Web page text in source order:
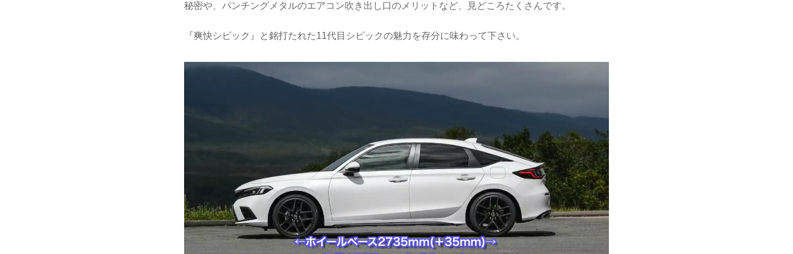
秘密や、パンチングメタルのエアコン吹き出し口のメリットなど、見どころたくさんです。
『爽快シビック』と銘打たれた11代目シビックの魅力を存分に味わって下さい。